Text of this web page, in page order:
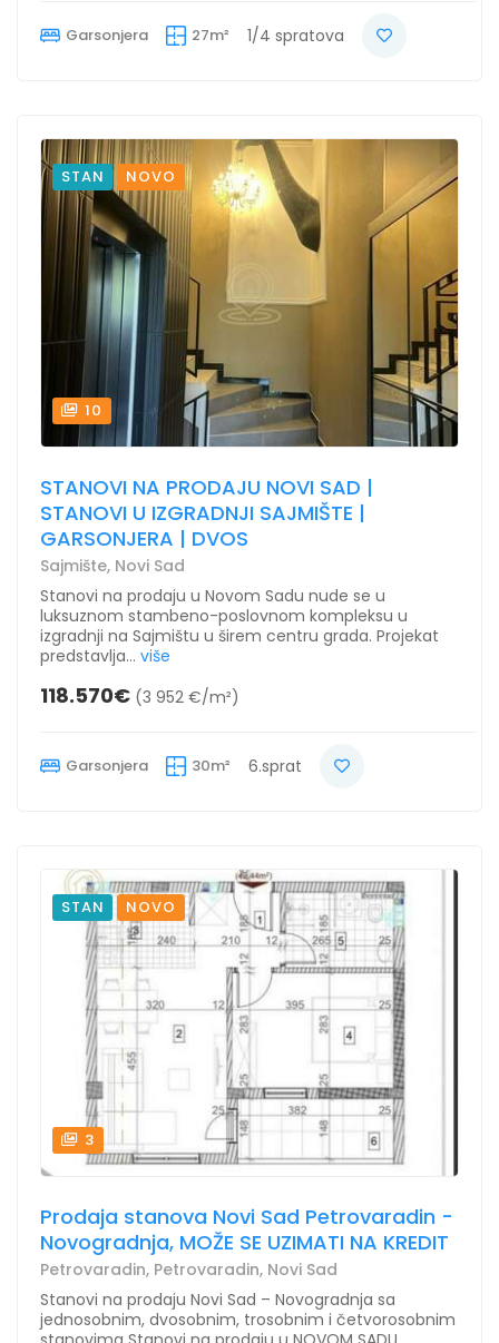
Garsonjera 27m² 1/4 spratova
STAN NOVO
10
STANOVI NA PRODAJU NOVI SAD |
STANOVI U IZGRADNJI SAJMIŠTE |
GARSONJERA | DVOS
Sajmište, Novi Sad
Stanovi na prodaju u Novom Sadu nude se u
luksuznom stambeno-poslovnom kompleksu u
izgradnji na Sajmištu u širem centru grada. Projekat
predstavlja... više
118.570€ (3 952 €/m²)
Garsonjera 30m² 6.sprat
STAN NOVO
3
Prodaja stanova Novi Sad Petrovaradin -
Novogradnja, MOŽE SE UZIMATI NA KREDIT
Petrovaradin, Petrovaradin, Novi Sad
Stanovi na prodaju Novi Sad – Novogradnja sa
jednosobnim, dvosobnim, trosobnim i četvorosobnim